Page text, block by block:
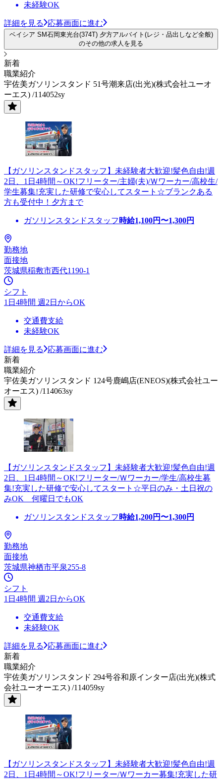
未経験OK
詳細を見る 応募画面に進む
ベイシア SM石岡東光台(374T) 夕方アルバイト(レジ・品出しなど全般)
のその他の求人を見る
新着
職業紹介
宇佐美ガソリンスタンド 51号潮来店(出光)(株式会社ユーオ
ーエス) /114052sy
【ガソリンスタンドスタッフ】未経験者大歓迎!髪色自由!週
2日、1日4時間～OK!フリーター/主婦(夫)/Ｗワーカー/高校生/
学生募集!充実した研修で安心してスタート☆ブランクある
方も受付中！夕方まで
ガソリンスタンドスタッフ 時給1,100円〜1,300円
勤務地
面接地
茨城県稲敷市西代1190-1
シフト
1日4時間 週2日からOK
交通費支給
未経験OK
詳細を見る
応募画面に進む
新着
職業紹介
宇佐美ガソリンスタンド 124号鹿嶋店(ENEOS)(株式会社ユー
オーエス) /114063sy
【ガソリンスタンドスタッフ】未経験者大歓迎!髪色自由!週
2日、1日4時間～OK!フリーター/Ｗワーカー/学生/高校生募
集!充実した研修で安心してスタート☆平日のみ・土日祝の
みOK 何曜日でもOK
ガソリンスタンドスタッフ 時給1,200円〜1,300円
勤務地
面接地
茨城県神栖市平泉255-8
シフト
1日4時間 週2日からOK
交通費支給
未経験OK
詳細を見る
応募画面に進む
新着
職業紹介
宇佐美ガソリンスタンド 294号谷和原インター店(出光)(株式
会社ユーオーエス) /114059sy
【ガソリンスタンドスタッフ】未経験者大歓迎!髪色自由!週
2日、1日4時間～OK!フリーター/Ｗワーカー募集!充実した研